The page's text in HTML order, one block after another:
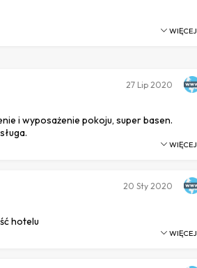
WIĘCEJ
i wyposażenie pokoju, super basen.
27 Lip 2020
WIĘCEJ
hotelu
20 Sty 2020
WIĘCEJ